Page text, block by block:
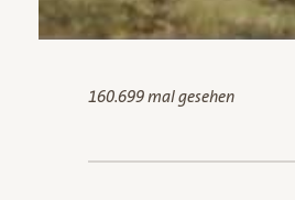
160.699 mal gesehen